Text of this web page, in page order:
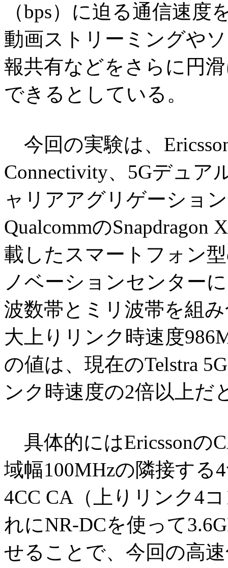
（bps）に迫る通信速
動画ストリーミングや
報共有などをさらに円
できるとしている。
今回の実験は、
Connectivity、5Gデュア
ャリアアグリゲーショ
Qualcommの
載したスマートフォン
ノベーションセンター
波数帯とミリ波帯を組
大上りリンク時速度
の値は、現在のTelstra
ンク時速度の2倍以上だ
具体的にはEricssonの
域幅100MHzの隣接する
4CC CA（上りリンク4
れにNR-DCを使って
せることで、今回の高